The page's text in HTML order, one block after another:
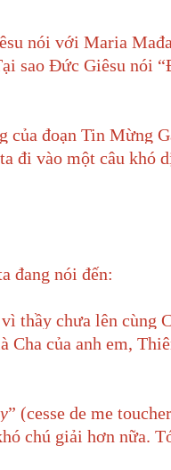
nói với Maria
sao Đức Giêsu nói
của đoạn Tin Mừng
đi vào một câu khó
đang nói đến:
vì thầy chưa lên cùng
Cha của anh em,
” (cesse de me
chú giải hơn nữa.